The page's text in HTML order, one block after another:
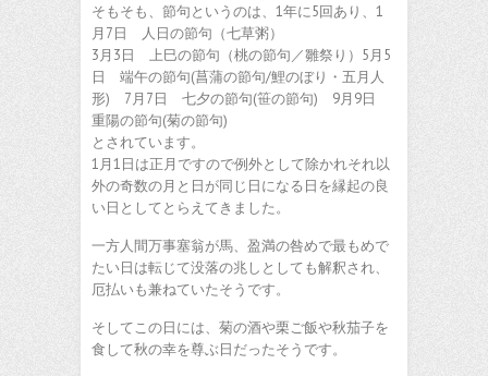
そもそも、節句というのは、1年に5回あり、1
月7日 人日の節句（七草粥）
3月3日 上巳の節句（桃の節句／雛祭り）5月5
日 端午の節句(菖蒲の節句/鯉のぼり・五月人
形) 7月7日 七夕の節句(笹の節句) 9月9日
重陽の節句(菊の節句)
とされています。
1月1日は正月ですので例外として除かれそれ以
外の奇数の月と日が同じ日になる日を縁起の良
い日としてとらえてきました。
一方人間万事塞翁が馬、盈満の咎めで最もめで
たい日は転じて没落の兆しとしても解釈され、
厄払いも兼ねていたそうです。
そしてこの日には、菊の酒や栗ご飯や秋茄子を
食して秋の幸を尊ぶ日だったそうです。